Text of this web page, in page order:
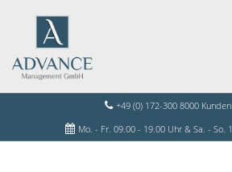
+49 (0) 172-300 8000
Mo. - Fr. 09.00 - 19.00 Uhr & Sa. - So.